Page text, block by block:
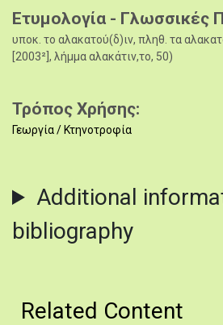
Ετυμολογία - Γλωσσικές
υποκ. το αλακατού(δ)ιν, πληθ. τα
[2003²], λήμμα αλακάτιν,το, 50)
Τρόπος Χρήσης
Γεωργία / Κτηνοτροφία
Additional
bibliography
Related Content